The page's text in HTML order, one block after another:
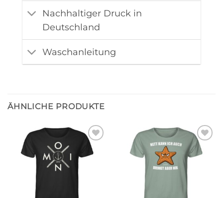
Nachhaltiger Druck in
Deutschland
Waschanleitung
ÄHNLICHE PRODUKTE
Wunschliste
hinzufügen
Zur
Wunschliste
hinzufügen